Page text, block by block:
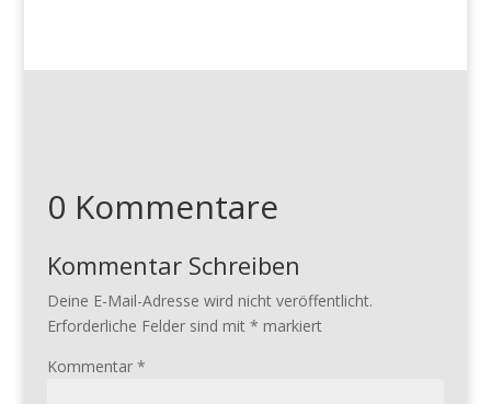
0 Kommentare
Kommentar Schreiben
Deine E-Mail-Adresse wird nicht veröffentlicht.
Erforderliche Felder sind mit * markiert
Kommentar *